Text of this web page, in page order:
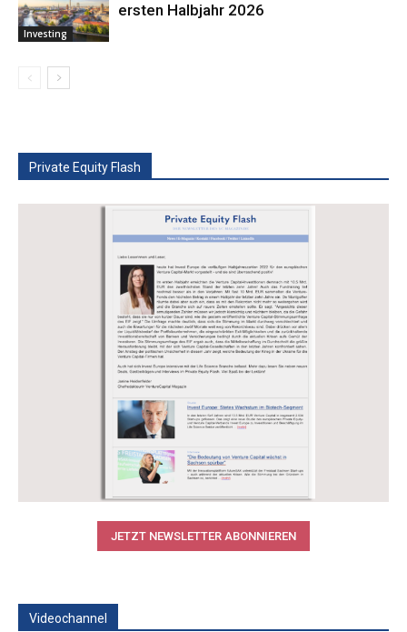
Investing
ersten Halbjahr 2026
Private Equity Flash
JETZT NEWSLETTER ABONNIEREN
Videochannel